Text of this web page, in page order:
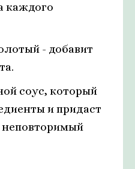
каждого
- добавит
соус, который
и придаст